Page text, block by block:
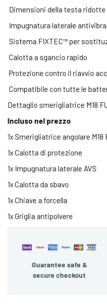
Dimensioni della testa ridotte
Impugnatura laterale
Sistema FIXTEC™ per
Calotta a sgancio rapido
Protezione contro il riavvio
Compatibile con tutte le
Dettaglio smerigliatrice M18
Incluso nel prezzo
1x Smerigliatrice angolare M18
1x Calotta di protezione
1x Impugnatura laterale AVS
1x Calotta da sbavo
1x Chiave a forcella
1x Griglia antipolvere
Guarantee safe &
secure checkout